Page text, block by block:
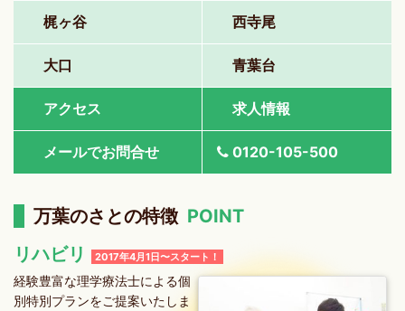
梶ヶ谷 西寺尾
大口 青葉台
アクセス 求人情報
メールでお問合せ 0120-105-500
万葉のさとの特徴 POINT
リハビリ
2017年4月1日〜スタート！
経験豊富な理学療法士による個
別特別プランをご提案いたしま